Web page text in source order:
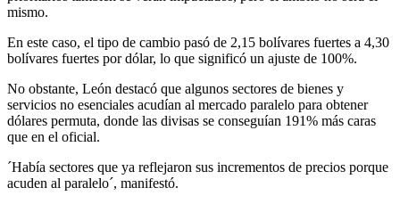
mismo.
En este caso, el tipo de cambio pasó de 2,15 bolívares fuertes a 4,30
bolívares fuertes por dólar, lo que significó un ajuste de 100%.
No obstante, León destacó que algunos sectores de bienes y
servicios no esenciales acudían al mercado paralelo para obtener
dólares permuta, donde las divisas se conseguían 191% más caras
que en el oficial.
´Había sectores que ya reflejaron sus incrementos de precios porque
acuden al paralelo´, manifestó.